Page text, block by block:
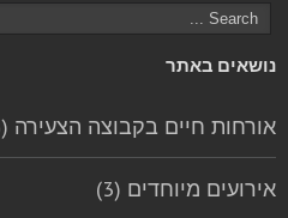
נושאים באתר
אורחות חיים בקבוצה הצעירה (13)
אירועים מיוחדים (3)